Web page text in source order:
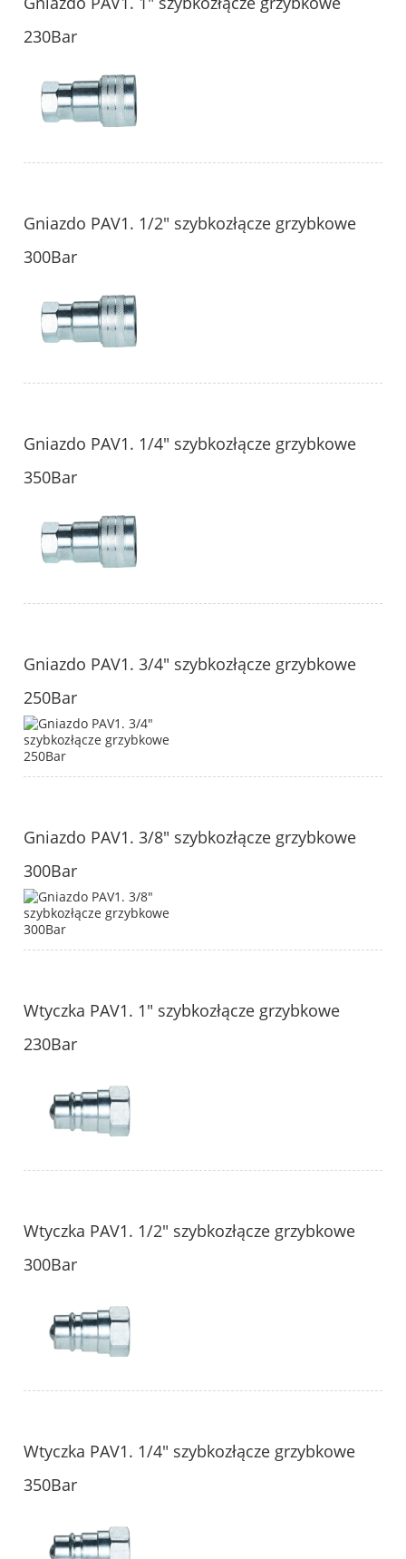
230Bar
Gniazdo PAV1. 1/2" szybkozłącze grzybkowe
300Bar
Gniazdo PAV1. 1/4" szybkozłącze grzybkowe
350Bar
Gniazdo PAV1. 3/4" szybkozłącze grzybkowe
250Bar
Gniazdo PAV1. 3/8" szybkozłącze grzybkowe
300Bar
Wtyczka PAV1. 1" szybkozłącze grzybkowe
230Bar
Wtyczka PAV1. 1/2" szybkozłącze grzybkowe
300Bar
Wtyczka PAV1. 1/4" szybkozłącze grzybkowe
350Bar